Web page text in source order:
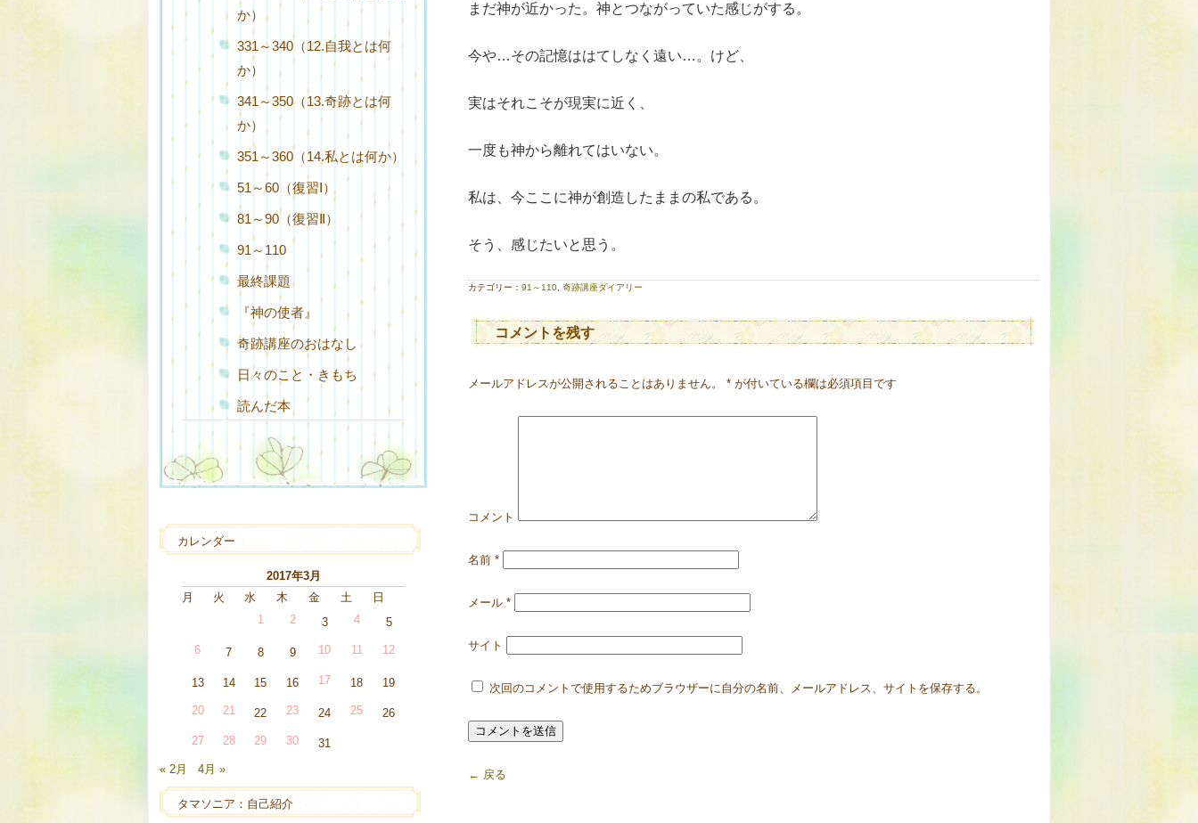
まだ神が近かった。神とつながっていた感じがする。
今や…その記憶ははてしなく遠い…。けど、
実はそれこそが現実に近く、
一度も神から離れてはいない。
私は、今ここに神が創造したままの私である。
そう、感じたいと思う。
カテゴリー： 91～110 奇跡講座ダイアリー
コメントを残す
メールアドレスが公開されることはありません。 * が付いている欄は必須項目です
コメント
名前 *
メール *
サイト
次回のコメントで使用するためブラウザーに自分の名前、メールアドレス、サイトを保存する。
← 戻る
か）
331～340（12.自我とは何
か）
341～350（13.奇跡とは何
か）
351～360（14.私とは何か）
51～60（復習Ⅰ）
81～90（復習Ⅱ）
91～110
最終課題
『神の使者』
奇跡講座のおはなし
日々のこと・きもち
読んだ本
カレンダー
2017年3月
月
火 水 木 金 土
日
1
2 3 4 5
6 7 8 9 10 11 12
13 14 15 16 17 18 19
20 21 22 23 24 25 26
27 28 29 30
31
« 2月
4月 »
タマソニア：自己紹介